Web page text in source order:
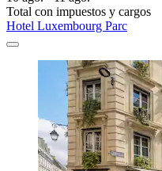
Total con impuestos y cargos
Hotel Luxembourg Parc